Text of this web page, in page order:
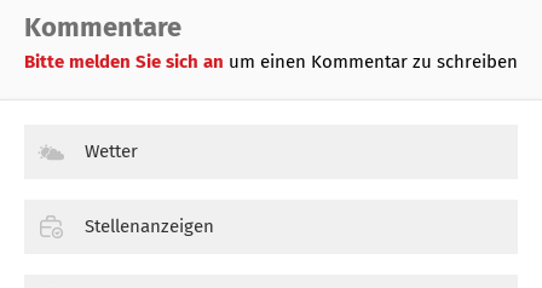
Kommentare
Bitte melden Sie sich an um einen Kommentar zu schreiben
Wetter
Stellenanzeigen